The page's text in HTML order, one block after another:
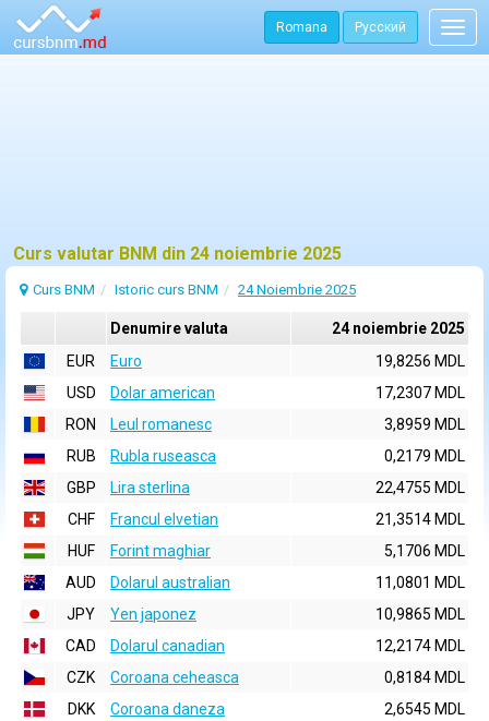
Romana Русский
Curs valutar BNM din 24 noiembrie 2025
Curs BNM Istoric curs BNM 24 Noiembrie 2025
Denumire valuta
24 noiembrie 2025
EUR
Euro
19,8256 MDL
USD
Dolar american
17,2307 MDL
RON
Leul romanesc
3,8959 MDL
RUB
Rubla ruseasca
0,2179 MDL
GBP
Lira sterlina
22,4755 MDL
CHF
Francul elvetian
21,3514 MDL
HUF
Forint maghiar
5,1706 MDL
AUD
Dolarul australian
11,0801 MDL
JPY
Yen japonez
10,9865 MDL
CAD
Dolarul canadian
12,2174 MDL
CZK
Coroana ceheasca
0,8184 MDL
DKK
Coroana daneza
2,6545 MDL